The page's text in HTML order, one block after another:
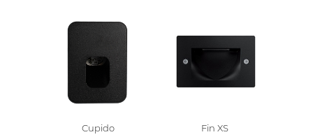
Recessed wall
Cupido Fin XS